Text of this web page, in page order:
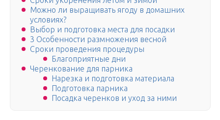
Можно ли выращивать ягоду в домашних
условиях?
Выбор и подготовка места для посадки
3 Особенности размножения весной
Сроки проведения процедуры
Благоприятные дни
Черенкование для парника
Нарезка и подготовка материала
Подготовка парника
Посадка черенков и уход за ними